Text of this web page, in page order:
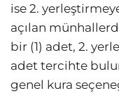
ise 2.
açılan
bir (1) adet, 2.
adet tercihte
genel kura